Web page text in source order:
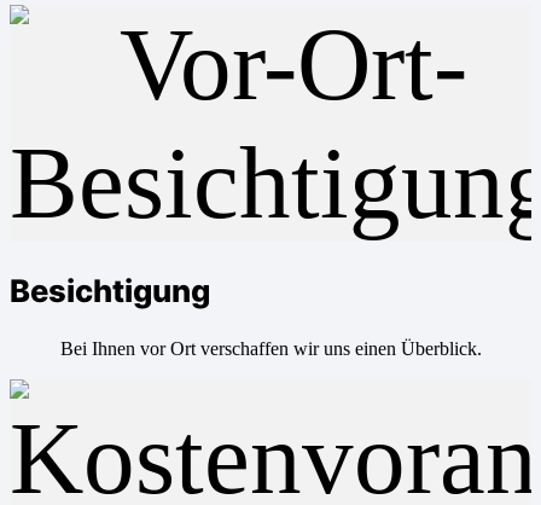
Besichtigung
Bei Ihnen vor Ort verschaffen wir uns einen Überblick.